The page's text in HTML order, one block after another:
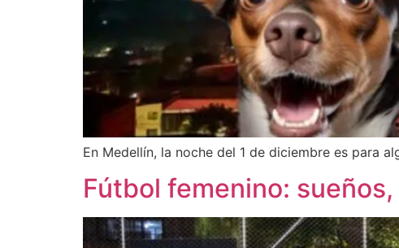
En Medellín, la noche del 1 de diciembre es para
Fútbol femenino: